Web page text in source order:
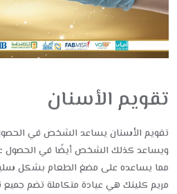
تقويم الأسنان
تقويم الأسنان يساعد الشخص في
ويساعد كذلك الشخص أيضًا في الحصول
مما يساعده على مضغ الطعام بشكل
مريم كلينك هي عيادة متكاملة تضم جميع